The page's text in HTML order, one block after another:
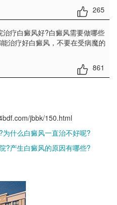
265
治疗白癜风好?白癜风需要做哪些
能治疗好白癜风，不要在受病魔的
861
jbbk/150.html
什么白癜风一直治不好呢?
?产生白癜风的原因有哪些?